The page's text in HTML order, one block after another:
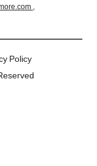
,
Policy